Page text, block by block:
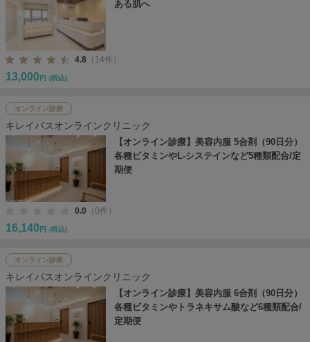
ある肌へ
4.8 （14件）
13,000 円 (税込)
オンライン診療
キレイパスオンラインクリニック
【オンライン診療】美容内服 5合剤（90日分）
各種ビタミンやL-システインなど5種類配合/定
期便
0.0 （0件）
16,140 円 (税込)
オンライン診療
キレイパスオンラインクリニック
【オンライン診療】美容内服 6合剤（90日分）
各種ビタミンやトラネキサム酸など6種類配合/
定期便